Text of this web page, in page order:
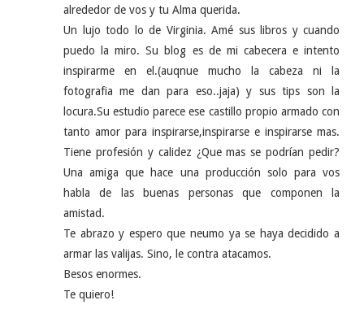
alrededor de vos y tu Alma querida.
Un lujo todo lo de Virginia. Amé sus libros y cuando
puedo la miro. Su blog es de mi cabecera e intento
inspirarme en el.(auqnue mucho la cabeza ni la
fotografia me dan para eso..jaja) y sus tips son la
locura.Su estudio parece ese castillo propio armado con
tanto amor para inspirarse,inspirarse e inspirarse mas.
Tiene profesión y calidez ¿Que mas se podrían pedir?
Una amiga que hace una producción solo para vos
habla de las buenas personas que componen la
amistad.
Te abrazo y espero que neumo ya se haya decidido a
armar las valijas. Sino, le contra atacamos.
Besos enormes.
Te quiero!